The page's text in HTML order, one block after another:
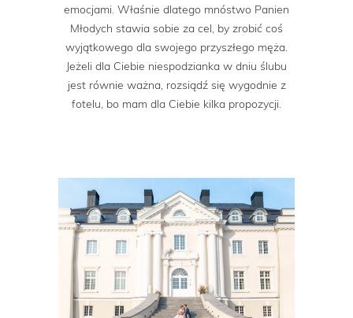
emocjami. Właśnie dlatego mnóstwo Panien
Młodych stawia sobie za cel, by zrobić coś
wyjątkowego dla swojego przyszłego męża.
Jeżeli dla Ciebie niespodzianka w dniu ślubu
jest równie ważna, rozsiądź się wygodnie z
fotelu, bo mam dla Ciebie kilka propozycji.